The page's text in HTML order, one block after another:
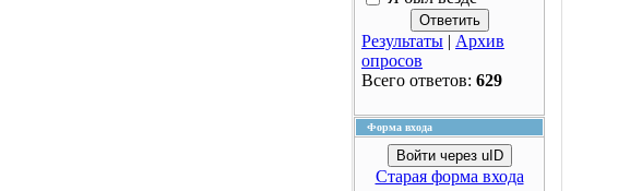
Результаты | Архив
опросов
Всего ответов: 629
Форма входа
Войти через uID
Старая форма входа